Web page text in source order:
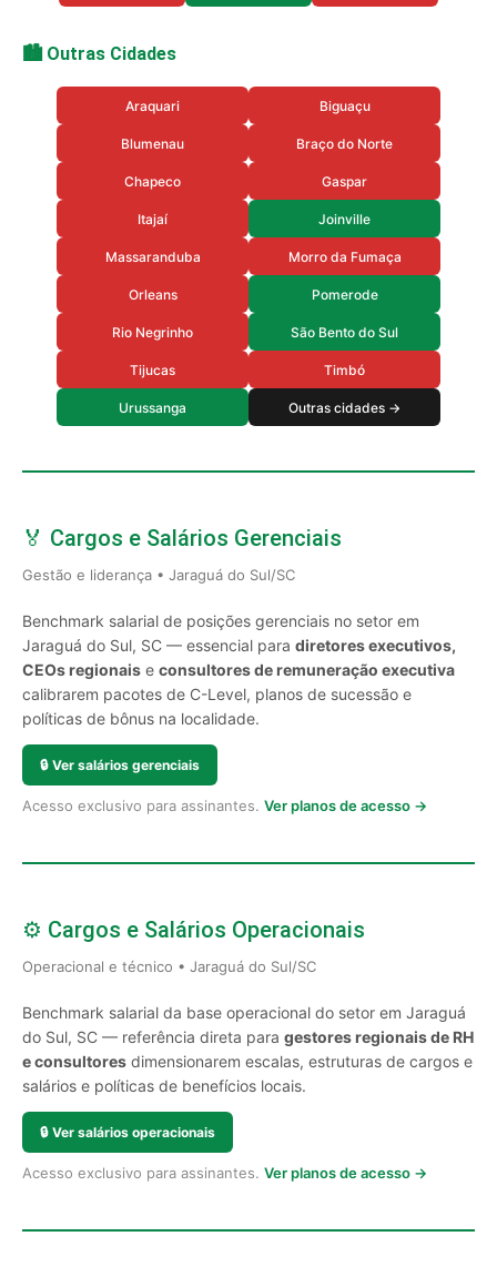
🏙️ Outras Cidades
Araquari Biguaçu
Blumenau Braço do Norte
Chapeco Gaspar
Itajaí Joinville
Massaranduba Morro da Fumaça
Orleans Pomerode
Rio Negrinho São Bento do Sul
Tijucas Timbó
Urussanga Outras cidades →
🏅 Cargos e Salários Gerenciais
Gestão e liderança • Jaraguá do Sul/SC
Benchmark salarial de posições gerenciais no setor em
Jaraguá do Sul, SC — essencial para diretores executivos,
CEOs regionais e consultores de remuneração executiva
calibrarem pacotes de C-Level, planos de sucessão e
políticas de bônus na localidade.
🔒 Ver salários gerenciais
Acesso exclusivo para assinantes. Ver planos de acesso →
⚙️ Cargos e Salários Operacionais
Operacional e técnico • Jaraguá do Sul/SC
Benchmark salarial da base operacional do setor em Jaraguá
do Sul, SC — referência direta para gestores regionais de RH
e consultores dimensionarem escalas, estruturas de cargos e
salários e políticas de benefícios locais.
🔒 Ver salários operacionais
Acesso exclusivo para assinantes. Ver planos de acesso →